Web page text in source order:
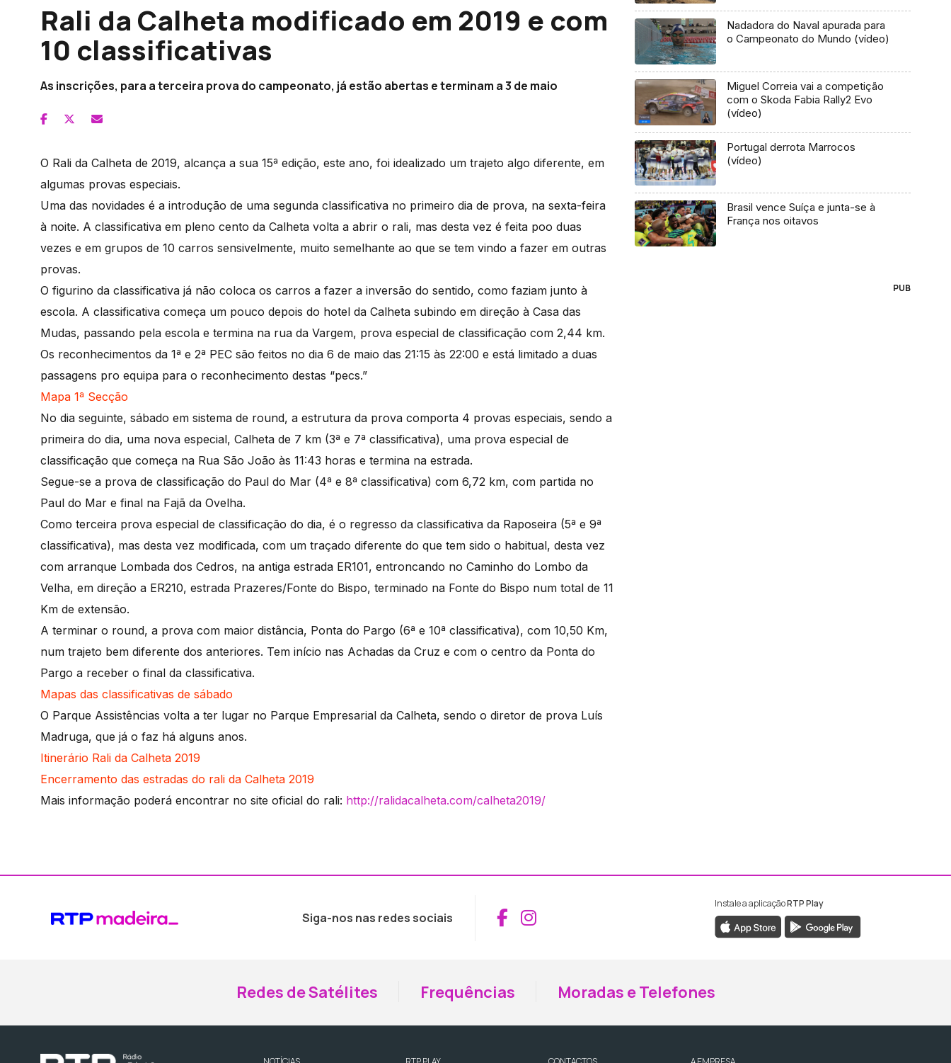
Rali da Calheta modificado em 2019 e com
10 classificativas
As inscrições, para a terceira prova do campeonato, já estão abertas e terminam a 3 de maio
O Rali da Calheta de 2019, alcança a sua 15ª edição, este ano, foi idealizado um trajeto algo diferente, em
algumas provas especiais.
Uma das novidades é a introdução de uma segunda classificativa no primeiro dia de prova, na sexta-feira
à noite. A classificativa em pleno cento da Calheta volta a abrir o rali, mas desta vez é feita poo duas
vezes e em grupos de 10 carros sensivelmente, muito semelhante ao que se tem vindo a fazer em outras
provas.
O figurino da classificativa já não coloca os carros a fazer a inversão do sentido, como faziam junto à
escola. A classificativa começa um pouco depois do hotel da Calheta subindo em direção à Casa das
Mudas, passando pela escola e termina na rua da Vargem, prova especial de classificação com 2,44 km.
Os reconhecimentos da 1ª e 2ª PEC são feitos no dia 6 de maio das 21:15 às 22:00 e está limitado a duas
passagens pro equipa para o reconhecimento destas “pecs.”
Mapa 1ª Secção
No dia seguinte, sábado em sistema de round, a estrutura da prova comporta 4 provas especiais, sendo a
primeira do dia, uma nova especial, Calheta de 7 km (3ª e 7ª classificativa), uma prova especial de
classificação que começa na Rua São João às 11:43 horas e termina na estrada.
Segue-se a prova de classificação do Paul do Mar (4ª e 8ª classificativa) com 6,72 km, com partida no
Paul do Mar e final na Fajã da Ovelha.
Como terceira prova especial de classificação do dia, é o regresso da classificativa da Raposeira (5ª e 9ª
classificativa), mas desta vez modificada, com um traçado diferente do que tem sido o habitual, desta vez
com arranque Lombada dos Cedros, na antiga estrada ER101, entroncando no Caminho do Lombo da
Velha, em direção a ER210, estrada Prazeres/Fonte do Bispo, terminado na Fonte do Bispo num total de 11
Km de extensão.
A terminar o round, a prova com maior distância, Ponta do Pargo (6ª e 10ª classificativa), com 10,50 Km,
num trajeto bem diferente dos anteriores. Tem início nas Achadas da Cruz e com o centro da Ponta do
Pargo a receber o final da classificativa.
Mapas das classificativas de sábado
O Parque Assistências volta a ter lugar no Parque Empresarial da Calheta, sendo o diretor de prova Luís
Madruga, que já o faz há alguns anos.
Itinerário Rali da Calheta 2019
Encerramento das estradas do rali da Calheta 2019
Mais informação poderá encontrar no site oficial do rali: http://ralidacalheta.com/calheta2019/
Nadadora do Naval apurada para
o Campeonato do Mundo (vídeo)
Miguel Correia vai a competição
com o Skoda Fabia Rally2 Evo
(vídeo)
Portugal derrota Marrocos
(vídeo)
Brasil vence Suíça e junta-se à
França nos oitavos
PUB
Siga-nos nas redes sociais Aceder ao Facebook da RTP Madeira
Aceder ao Instagram da RTP Madeira
Instale a aplicaçãoRTP Play
Redes de Satélites Frequências Moradas e Telefones